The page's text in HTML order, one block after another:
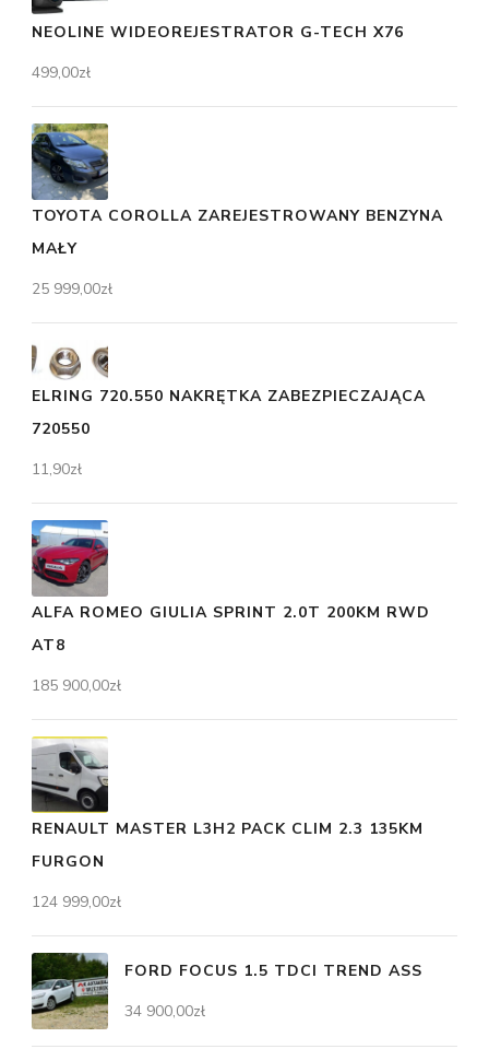
NEOLINE WIDEOREJESTRATOR G-TECH X76
499,00zł
TOYOTA COROLLA ZAREJESTROWANY BENZYNA
MAŁY
25 999,00zł
ELRING 720.550 NAKRĘTKA ZABEZPIECZAJĄCA
720550
11,90zł
ALFA ROMEO GIULIA SPRINT 2.0T 200KM RWD
AT8
185 900,00zł
RENAULT MASTER L3H2 PACK CLIM 2.3 135KM
FURGON
124 999,00zł
FORD FOCUS 1.5 TDCI TREND ASS
34 900,00zł